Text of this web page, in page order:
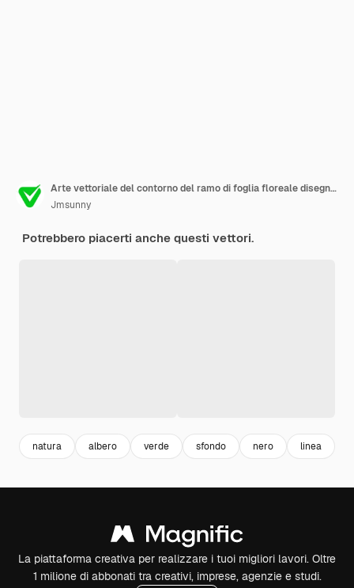
Arte vettoriale del contorno del ramo di foglia floreale disegnato a mano
Jmsunny
Potrebbero piacerti anche questi vettori.
natura albero verde sfondo nero linea
La piattaforma creativa per realizzare i tuoi migliori lavori. Oltre
1 milione di abbonati tra creativi, imprese, agenzie e studi.